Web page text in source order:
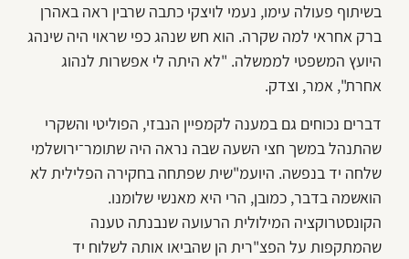
בשיתוף פעולה עימו, נעמי לויצקי כתבה שרבין ראה באהרן
ברק אחראי למה שקרה. הוא חש שנהג כפי שראוי היה שינהג
היועץ המשפטי לממשלה. "לא היתה לי אפשרות לנהוג
אחרת", אמר, וצדק.
דברים נכוחים גם במענה לקמפיין הנבזי, הפוליטי והשקרי
שהתנהל במשך חצי השעה שבה נראה היה שתומר־ירושלמי
שלחה יד בנפשה. היועמ"שית שפתחה בחקירה הפלילית לא
הואשמה בדבר, כמובן, הרי היא מאנשי שלומנו.
הקונסטרוקציה המילולית הרעועה שנבנתה טענה
שהמתקפות על הפצ"רית הן שהביאו אותה לשלוח יד